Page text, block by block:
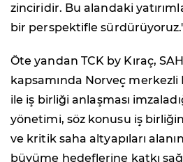
zinciridir. Bu alandaki
bir perspektifle
Öte yandan TCK by Kıraç,
kapsamında Norveç
ile iş birliği anlaşması
yönetimi, söz konusu iş
ve kritik saha altyapıları
büyüme hedeflerine katkı